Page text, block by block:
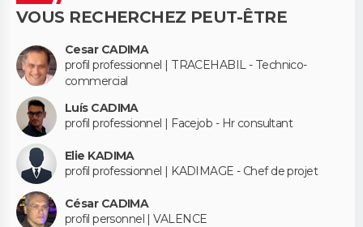
VOUS RECHERCHEZ PEUT-ÊTRE
Cesar CADIMA
profil professionnel | TRACEHABIL - Technico-
commercial
Luís CADIMA
profil professionnel | Facejob - Hr consultant
Elie KADIMA
profil professionnel | KADIMAGE - Chef de projet
César CADIMA
profil personnel | VALENCE